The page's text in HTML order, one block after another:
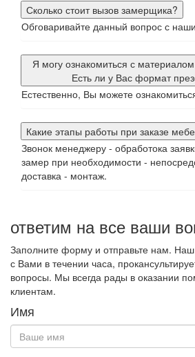
Сколько стоит вызов замерщика?
Обговаривайте данный вопрос с
Я могу ознакомиться с
Есть ли у Вас формат
Естественно, Вы можете
Какие этапы работы при заказе
Звонок менеджеру - обработока
замер при необходимости -
доставка - монтаж.
ответим на все ваши
Заполните форму и отправьте нам. Наш
с Вами в течении часа,
вопросы. Мы всегда рады в оказании
клиентам.
Имя